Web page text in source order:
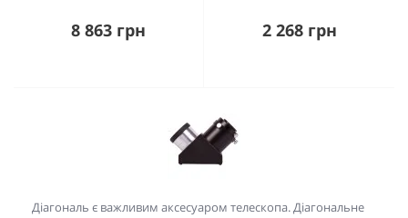
8 863 грн 2 268 грн
Діагональ є важливим аксесуаром телескопа. Діагональне